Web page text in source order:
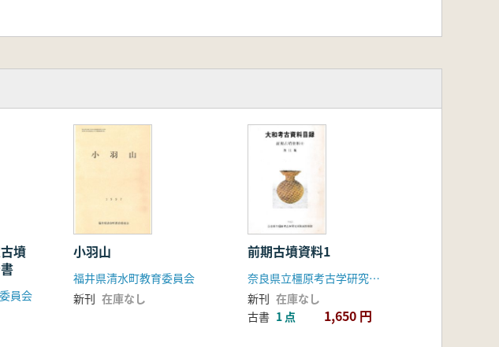
墳
員会
小羽山
福井県清水町教育委員会
新刊 在庫なし
前期古墳資料1
奈良県立橿原考古学研究所附属博物館
新刊 在庫なし
古書 1 点 1,650 円